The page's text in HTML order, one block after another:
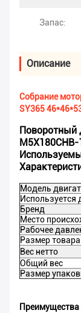
Запас:
Описание
Собрание
SY365
Поворотный
Модель
Используется
Бренд
Место
Рабочее
Размер товара
Вес нетто
Общий вес
Размер